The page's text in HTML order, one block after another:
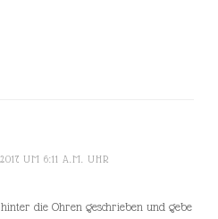
UM 6:11 A.M. UHR
hinter die Ohren geschrieben und gebe